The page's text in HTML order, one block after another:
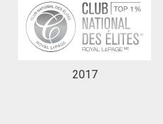
« soumettre », vous
d'utilisation et vous
écrite de
2017